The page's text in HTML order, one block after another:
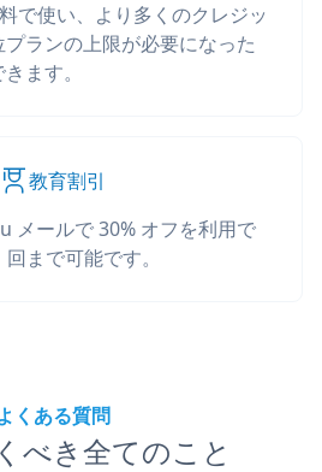
で使い、より多くのクレジッ
プランの上限が必要になった
ます。
教育割引
メールで 30% オフを利用で
まで可能です。
くある質問
べき全てのこと